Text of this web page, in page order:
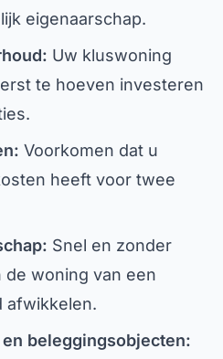
eigenaarschap.
Uw kluswoning
te hoeven investeren
Voorkomen dat u
heeft voor twee
Snel en zonder
woning van een
afwikkelen.
beleggingsobjecten: